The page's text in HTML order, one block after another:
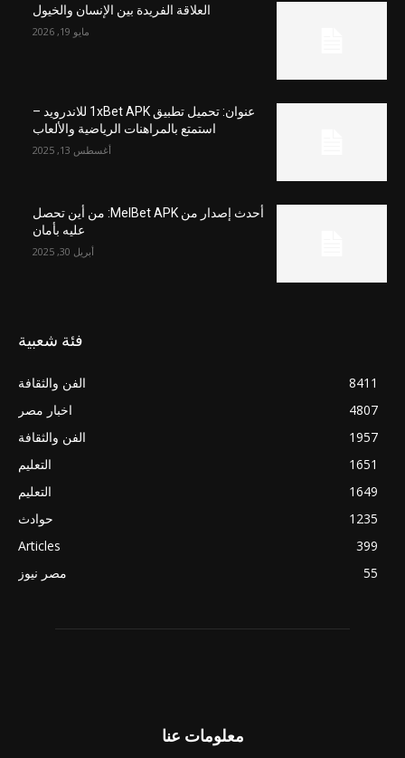
العلاقة الفريدة بين الإنسان والخيول
مايو 19, 2026
عنوان: تحميل تطبيق 1xBet APK للاندرويد –
استمتع بالمراهنات الرياضية والألعاب
أغسطس 13, 2025
أحدث إصدار من MelBet APK: من أين تحصل
عليه بأمان
أبريل 30, 2025
فئة شعبية
الفن والثقافة
8411
اخبار مصر
4807
الفن والثقافة
1957
التعليم
1651
التعليم
1649
حوادث
1235
Articles
399
مصر نيوز
55
معلومات عنا